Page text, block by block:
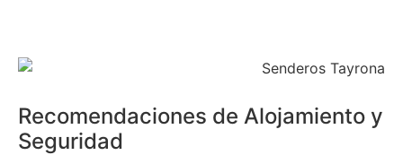
Recomendaciones de Alojamiento y
Seguridad